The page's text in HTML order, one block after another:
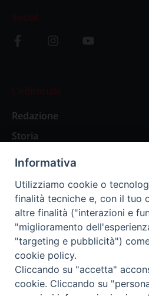
Social
L’editoriale
Redazione
Storia
Abbonamenti
Abbonamento Annuale
Abbonamento Annuale
Abbonamento Singola Copia
Informativa
Utilizziamo cookie o
finalità tecniche e, con il tuo
altre finalità ("interazioni e
"miglioramento
"targeting e pubblicità")
cookie policy.
Cliccando su "accetta"
cookie. Cliccando su